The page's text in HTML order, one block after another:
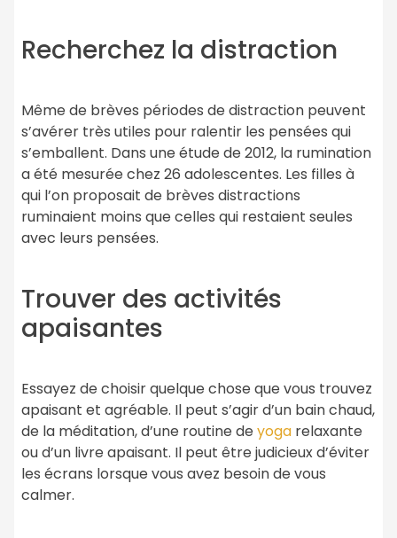
Recherchez la distraction
Même de brèves périodes de distraction peuvent
s’avérer très utiles pour ralentir les pensées qui
s’emballent. Dans une étude de 2012, la rumination
a été mesurée chez 26 adolescentes. Les filles à
qui l’on proposait de brèves distractions
ruminaient moins que celles qui restaient seules
avec leurs pensées.
Trouver des activités
apaisantes
Essayez de choisir quelque chose que vous trouvez
apaisant et agréable. Il peut s’agir d’un bain chaud,
de la méditation, d’une routine de yoga relaxante
ou d’un livre apaisant. Il peut être judicieux d’éviter
les écrans lorsque vous avez besoin de vous
calmer.